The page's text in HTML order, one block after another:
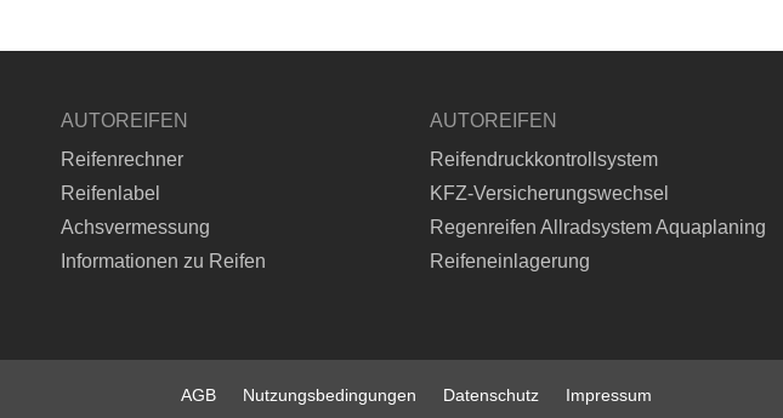
AUTOREIFEN
Reifenrechner
Reifenlabel
Achsvermessung
Informationen zu Reifen
AUTOREIFEN
Reifendruckkontrollsystem
KFZ-Versicherungswechsel
Regenreifen Allradsystem Aquaplaning
Reifeneinlagerung
AGB Nutzungsbedingungen Datenschutz Impressum